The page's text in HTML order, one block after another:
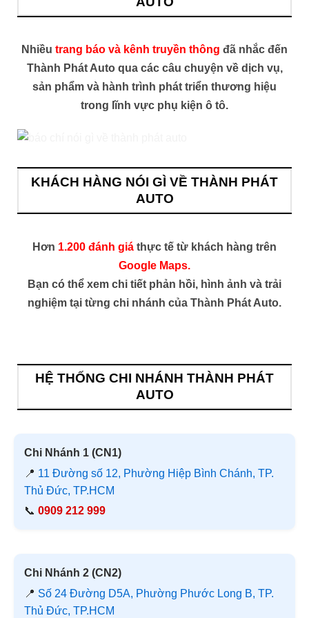
Nhiều trang báo và kênh truyền thông đã nhắc đến
Thành Phát Auto qua các câu chuyện về dịch vụ,
sản phẩm và hành trình phát triển thương hiệu
trong lĩnh vực phụ kiện ô tô.
KHÁCH HÀNG NÓI GÌ VỀ THÀNH PHÁT
AUTO
Hơn 1.200 đánh giá thực tế từ khách hàng trên
Google Maps.
Bạn có thể xem chi tiết phản hồi, hình ảnh và trải
nghiệm tại từng chi nhánh của Thành Phát Auto.
HỆ THỐNG CHI NHÁNH THÀNH PHÁT
AUTO
Chi Nhánh 1 (CN1)
📍 11 Đường số 12, Phường Hiệp Bình Chánh, TP.
Thủ Đức, TP.HCM
📞 0909 212 999
Chi Nhánh 2 (CN2)
📍 Số 24 Đường D5A, Phường Phước Long B, TP.
Thủ Đức, TP.HCM